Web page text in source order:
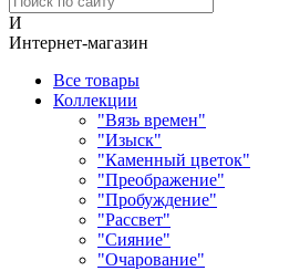
И
Интернет-магазин
Все товары
Коллекции
"Вязь времен"
"Изыск"
"Каменный цветок"
"Преображение"
"Пробуждение"
"Рассвет"
"Сияние"
"Очарование"